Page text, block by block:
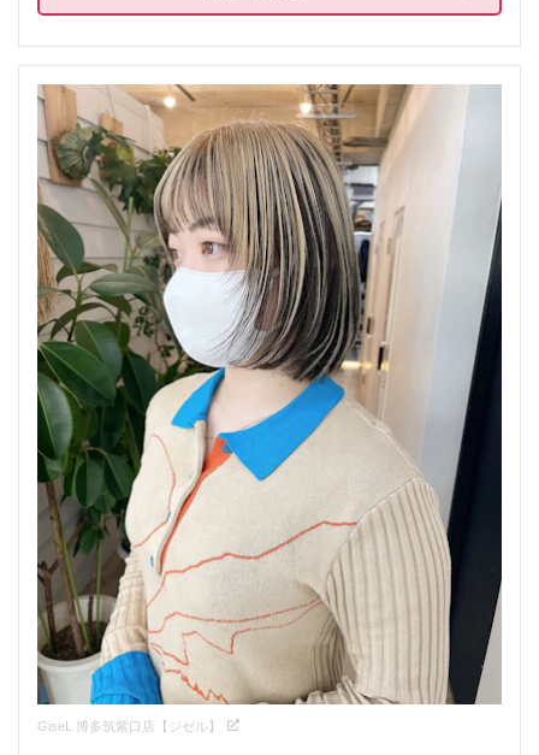
GiseL 博多筑紫口店【ジゼル】